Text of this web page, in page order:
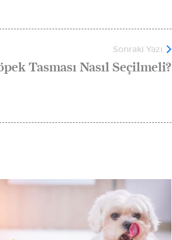
Sonraki Yazı
Tasması Nasıl Seçilmeli?